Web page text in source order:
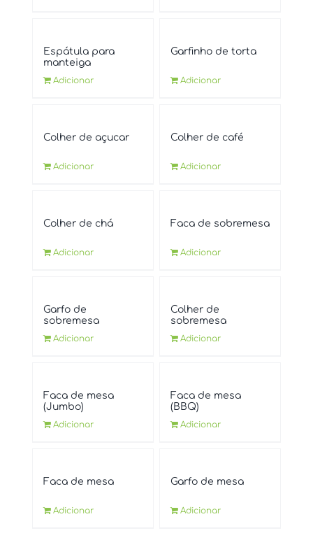
Espátula para
manteiga
Adicionar
Garfinho de torta
Adicionar
Colher de açucar
Adicionar
Colher de café
Adicionar
Colher de chá
Adicionar
Faca de sobremesa
Adicionar
Garfo de
sobremesa
Adicionar
Colher de
sobremesa
Adicionar
Faca de mesa
(Jumbo)
Adicionar
Faca de mesa
(BBQ)
Adicionar
Faca de mesa
Adicionar
Garfo de mesa
Adicionar